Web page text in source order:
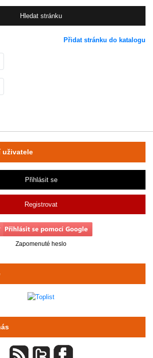
uživatele
Přihlásit se
Registrovat
Zapomenuté heslo
Přidat stránku do katalogu